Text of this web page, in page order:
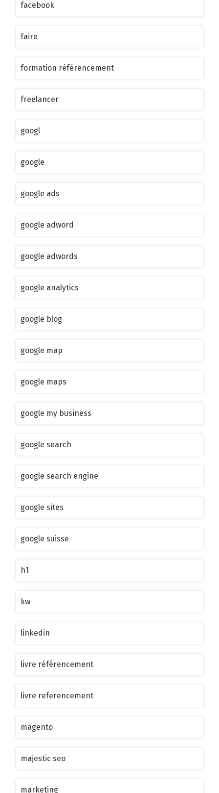
facebook
faire
formation référencement
freelancer
googl
google
google ads
google adword
google adwords
google analytics
google blog
google map
google maps
google my business
google search
google search engine
google sites
google suisse
h1
kw
linkedin
livre référencement
livre referencement
magento
majestic seo
marketing